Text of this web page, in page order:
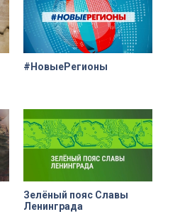
#НовыеРегионы
Зелёный пояс Славы
Ленинграда